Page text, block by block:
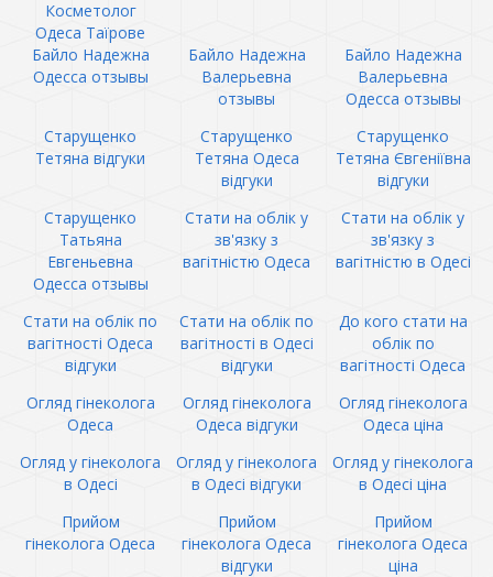
Косметолог
Одеса Таїрове
Байло Надежна
Одесса отзывы
Байло Надежна
Валерьевна
отзывы
Байло Надежна
Валерьевна
Одесса отзывы
Старущенко
Тетяна відгуки
Старущенко
Тетяна Одеса
відгуки
Старущенко
Тетяна Євгеніївна
відгуки
Старущенко
Татьяна
Евгеньевна
Одесса отзывы
Стати на облік у
зв'язку з
вагітністю Одеса
Стати на облік у
зв'язку з
вагітністю в Одесі
Стати на облік по
вагітності Одеса
відгуки
Стати на облік по
вагітності в Одесі
відгуки
До кого стати на
облік по
вагітності Одеса
Огляд гінеколога
Одеса
Огляд гінеколога
Одеса відгуки
Огляд гінеколога
Одеса ціна
Огляд у гінеколога
в Одесі
Огляд у гінеколога
в Одесі відгуки
Огляд у гінеколога
в Одесі ціна
Прийом
гінеколога Одеса
Прийом
гінеколога Одеса
відгуки
Прийом
гінеколога Одеса
ціна